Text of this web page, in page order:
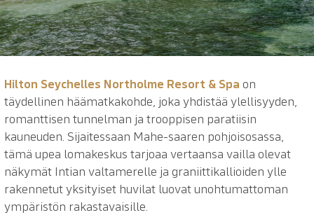
Hilton Seychelles Northolme Resort & Spa on
täydellinen häämatkakohde, joka yhdistää ylellisyyden,
romanttisen tunnelman ja trooppisen paratiisin
kauneuden. Sijaitessaan Mahe-saaren pohjoisosassa,
tämä upea lomakeskus tarjoaa vertaansa vailla olevat
näkymät Intian valtamerelle ja graniittikallioiden ylle
rakennetut yksityiset huvilat luovat unohtumattoman
ympäristön rakastavaisille.